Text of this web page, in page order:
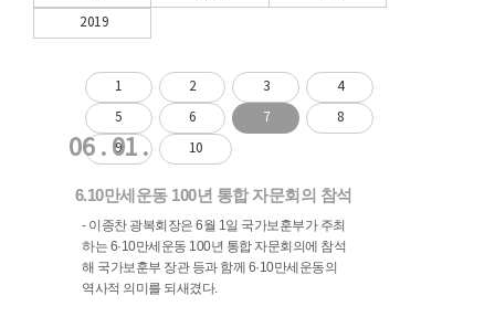
2019
1 2 3 4
5 6 7 8
9 10
06 . 01 .
6.10만세운동 100년 통합 자문회의 참석
- 이종찬 광복회장은 6월 1일 국가보훈부가 주최
하는 6·10만세운동 100년 통합 자문회의에 참석
해 국가보훈부 장관 등과 함께 6·10만세운동의
역사적 의미를 되새겼다.